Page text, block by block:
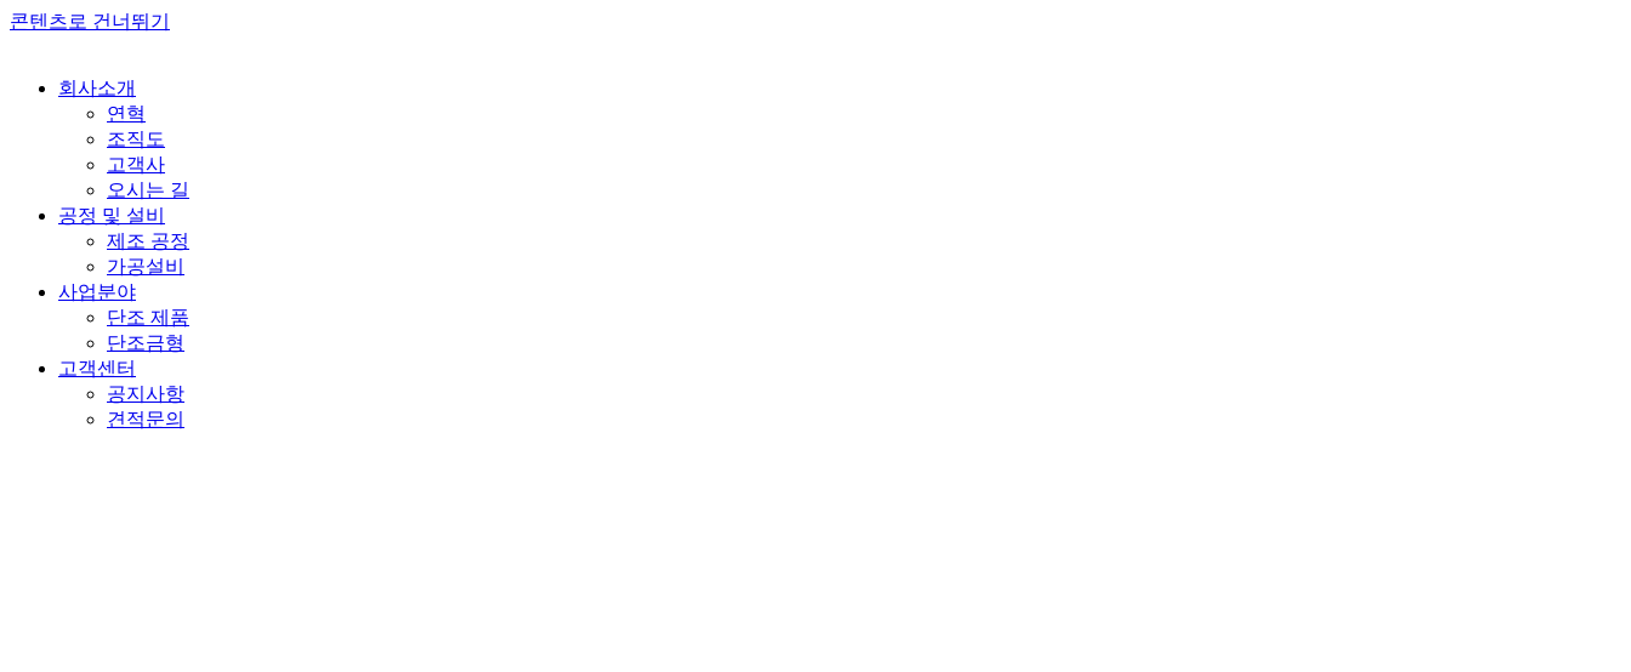
콘텐츠로 건너뛰기
회사소개
연혁
조직도
고객사
오시는 길
공정 및 설비
제조 공정
가공설비
사업분야
단조 제품
단조금형
고객센터
공지사항
견적문의